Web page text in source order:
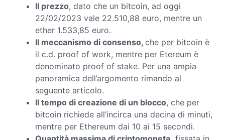
Il prezzo, dato che un bitcoin, ad oggi
22/02/2023 vale 22.510,88 euro, mentre un
ether 1.533,85 euro.
Il meccanismo di consenso, che per bitcoin è
il c.d. proof of work, mentre per Etereum è
denominato proof of stake. Per una ampia
panoramica dell’argomento rimando al
seguente articolo.
Il tempo di creazione di un blocco, che per
bitcoin richiede all’incirca una decina di minuti,
mentre per Ethereum dai 10 ai 15 secondi.